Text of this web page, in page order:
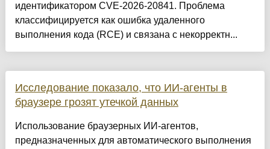
идентификатором CVE-2026-20841. Проблема
классифицируется как ошибка удаленного
выполнения кода (RCE) и связана с некорректн...
Исследование показало, что ИИ-агенты в
браузере грозят утечкой данных
Использование браузерных ИИ-агентов,
предназначенных для автоматического выполнения